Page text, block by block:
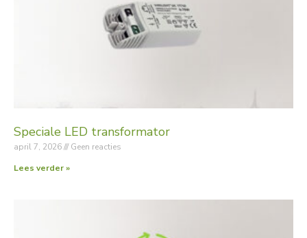
Speciale LED transformator
april 7, 2026
Geen reacties
Lees verder »